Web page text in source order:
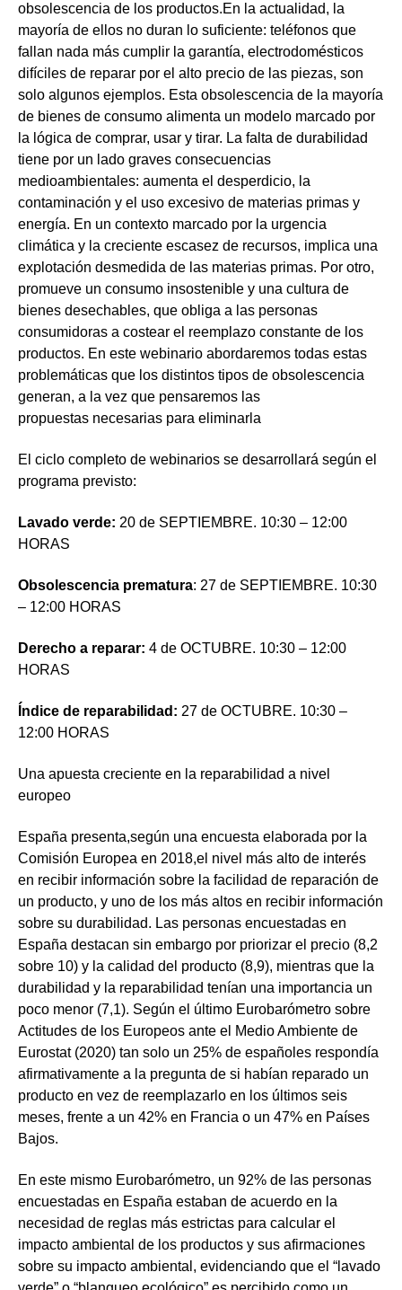
obsolescencia de los productos.En la actualidad, la
mayoría de ellos no duran lo suficiente: teléfonos que
fallan nada más cumplir la garantía, electrodomésticos
difíciles de reparar por el alto precio de las piezas, son
solo algunos ejemplos. Esta obsolescencia de la mayoría
de bienes de consumo alimenta un modelo marcado por
la lógica de comprar, usar y tirar. La falta de durabilidad
tiene por un lado graves consecuencias
medioambientales: aumenta el desperdicio, la
contaminación y el uso excesivo de materias primas y
energía. En un contexto marcado por la urgencia
climática y la creciente escasez de recursos, implica una
explotación desmedida de las materias primas. Por otro,
promueve un consumo insostenible y una cultura de
bienes desechables, que obliga a las personas
consumidoras a costear el reemplazo constante de los
productos. En este webinario abordaremos todas estas
problemáticas que los distintos tipos de obsolescencia
generan, a la vez que pensaremos las
propuestas necesarias para eliminarla
El ciclo completo de webinarios se desarrollará según el
programa previsto:
Lavado verde: 20 de SEPTIEMBRE. 10:30 – 12:00
HORAS
Obsolescencia prematura: 27 de SEPTIEMBRE. 10:30
– 12:00 HORAS
Derecho a reparar: 4 de OCTUBRE. 10:30 – 12:00
HORAS
Índice de reparabilidad: 27 de OCTUBRE. 10:30 –
12:00 HORAS
Una apuesta creciente en la reparabilidad a nivel
europeo
España presenta,según una encuesta elaborada por la
Comisión Europea en 2018,el nivel más alto de interés
en recibir información sobre la facilidad de reparación de
un producto, y uno de los más altos en recibir información
sobre su durabilidad. Las personas encuestadas en
España destacan sin embargo por priorizar el precio (8,2
sobre 10) y la calidad del producto (8,9), mientras que la
durabilidad y la reparabilidad tenían una importancia un
poco menor (7,1). Según el último Eurobarómetro sobre
Actitudes de los Europeos ante el Medio Ambiente de
Eurostat (2020) tan solo un 25% de españoles respondía
afirmativamente a la pregunta de si habían reparado un
producto en vez de reemplazarlo en los últimos seis
meses, frente a un 42% en Francia o un 47% en Países
Bajos.
En este mismo Eurobarómetro, un 92% de las personas
encuestadas en España estaban de acuerdo en la
necesidad de reglas más estrictas para calcular el
impacto ambiental de los productos y sus afirmaciones
sobre su impacto ambiental, evidenciando que el “lavado